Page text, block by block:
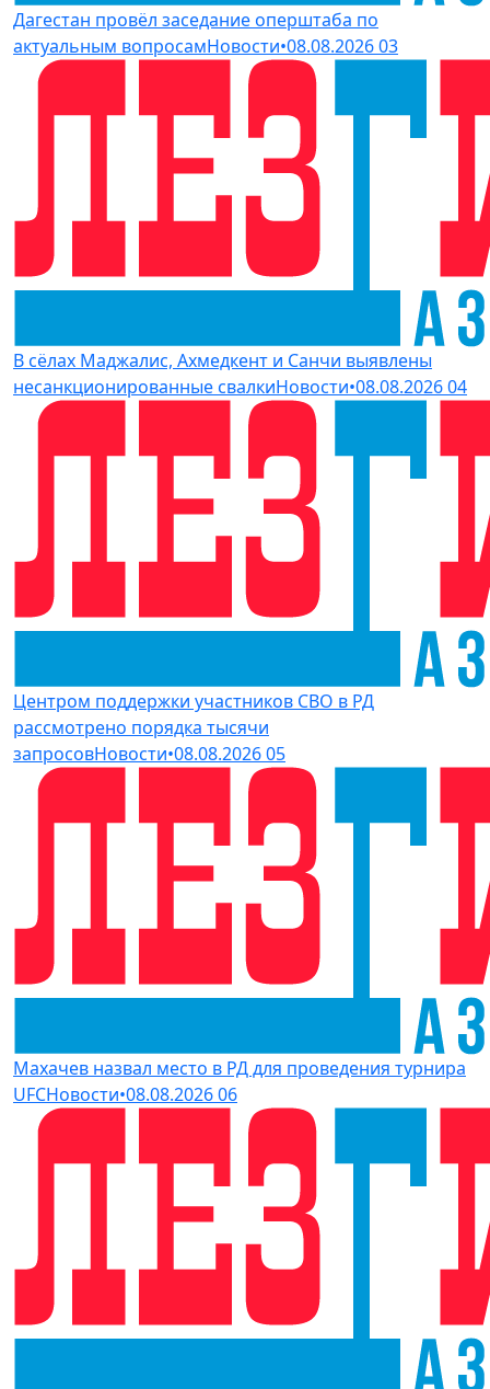
Дагестан провёл заседание оперштаба по
актуальным вопросамНовости•08.08.202603
В сёлах Маджалис, Ахмедкент и Санчи выявлены
несанкционированные свалкиНовости•08.08.202604
Центром поддержки участников СВО в РД
рассмотрено порядка тысячи
запросовНовости•08.08.202605
Махачев назвал место в РД для проведения турнира
UFCНовости•08.08.202606